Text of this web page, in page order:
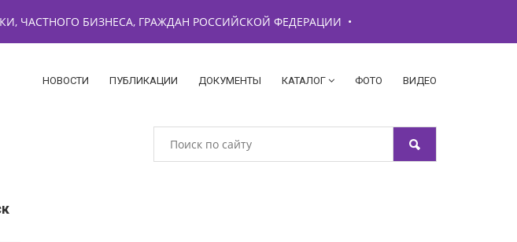
ЧАСТНОГО БИЗНЕСА, ГРАЖДАН РОССИЙСКОЙ ФЕДЕРАЦИИ •
НОВОСТИ ПУБЛИКАЦИИ ДОКУМЕНТЫ КАТАЛОГ ФОТО ВИДЕО